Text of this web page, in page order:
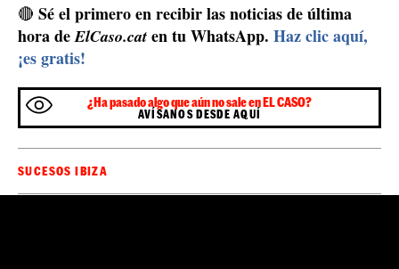
🔴 Sé el primero en recibir las noticias de última
hora deElCaso.cat en tu WhatsApp. Haz clic aquí,
¡es gratis!
¿Ha pasado algo que aún no sale en EL CASO?
AVÍSANOS DESDE AQUÍ
SUCESOS IBIZA